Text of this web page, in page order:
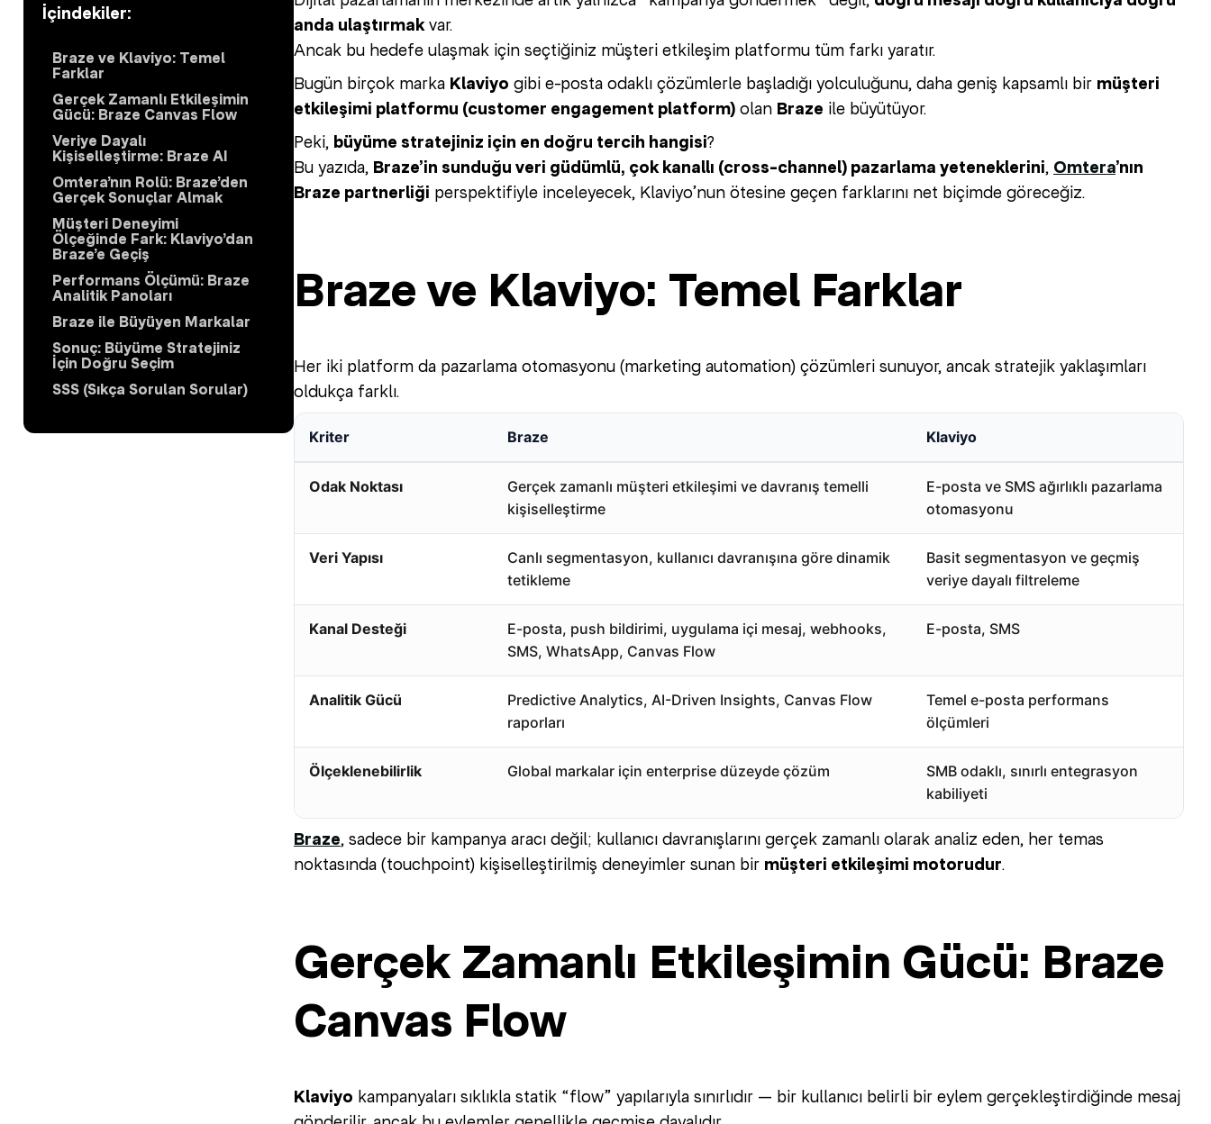
İçindekiler:
Braze ve Klaviyo: Temel
Farklar
Gerçek Zamanlı Etkileşimin
Gücü: Braze Canvas Flow
Veriye Dayalı
Kişiselleştirme: Braze AI
Omtera’nın Rolü: Braze’den
Gerçek Sonuçlar Almak
Müşteri Deneyimi
Ölçeğinde Fark: Klaviyo’dan
Braze’e Geçiş
Performans Ölçümü: Braze
Analitik Panoları
Braze ile Büyüyen Markalar
Sonuç: Büyüme Stratejiniz
İçin Doğru Seçim
SSS (Sıkça Sorulan Sorular)
anda ulaştırmakvar.
Ancak bu hedefe ulaşmak için seçtiğiniz müşteri etkileşim platformu tüm farkı yaratır.
Bugün birçok marka Klaviyo gibi e-posta odaklı çözümlerle başladığı yolculuğunu, daha geniş kapsamlı bir müşteri
etkileşimi platformu (customer engagement platform) olan Braze ile büyütüyor.
Peki, büyüme stratejiniz için en doğru tercih hangisi?
Bu yazıda, Braze’in sunduğu veri güdümlü, çok kanallı (cross-channel) pazarlama yeteneklerini, Omtera’nın
Braze partnerliği perspektifiyle inceleyecek, Klaviyo’nun ötesine geçen farklarını net biçimde göreceğiz.
Braze ve Klaviyo: Temel Farklar
Her iki platform da pazarlama otomasyonu (marketing automation) çözümleri sunuyor, ancak stratejik yaklaşımları
oldukça farklı.
Kriter Braze Klaviyo
Odak Noktası
Gerçek zamanlı müşteri etkileşimi ve davranış temelli
kişiselleştirme
E-posta ve SMS ağırlıklı pazarlama
otomasyonu
Veri Yapısı
Canlı segmentasyon, kullanıcı davranışına göre dinamik
tetikleme
Basit segmentasyon ve geçmiş
veriye dayalı filtreleme
Kanal Desteği
E-posta, push bildirimi, uygulama içi mesaj, webhooks,
SMS, WhatsApp, Canvas Flow
E-posta, SMS
Analitik Gücü
Predictive Analytics, AI-Driven Insights, Canvas Flow
raporları
Temel e-posta performans
ölçümleri
Ölçeklenebilirlik Global markalar için enterprise düzeyde çözüm
SMB odaklı, sınırlı entegrasyon
kabiliyeti
Braze, sadece bir kampanya aracı değil; kullanıcı davranışlarını gerçek zamanlı olarak analiz eden, her temas
noktasında (touchpoint) kişiselleştirilmiş deneyimler sunan bir müşteri etkileşimi motorudur.
Gerçek Zamanlı Etkileşimin Gücü: Braze
Canvas Flow
Klaviyo kampanyaları sıklıkla statik “flow” yapılarıyla sınırlıdır — bir kullanıcı belirli bir eylem gerçekleştirdiğinde mesaj